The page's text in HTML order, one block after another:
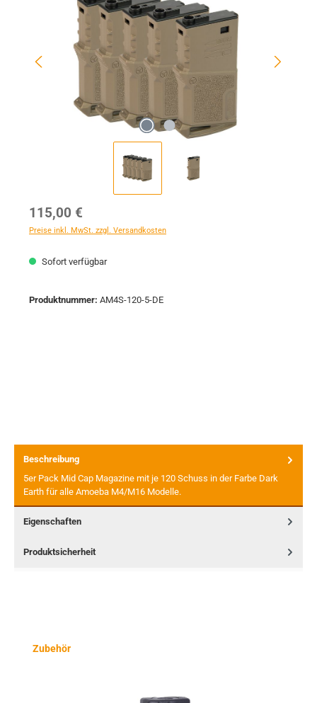
Regulärer Preis:
115,00 €
Preise inkl. MwSt. zzgl. Versandkosten
Sofort verfügbar
Produktnummer: AM4S-120-5-DE
Beschreibung
5er Pack Mid Cap Magazine mit je 120 Schuss in der Farbe Dark
Earth für alle Amoeba M4/M16 Modelle.
Eigenschaften
Produktsicherheit
Produktgalerie überspringen
Zubehör